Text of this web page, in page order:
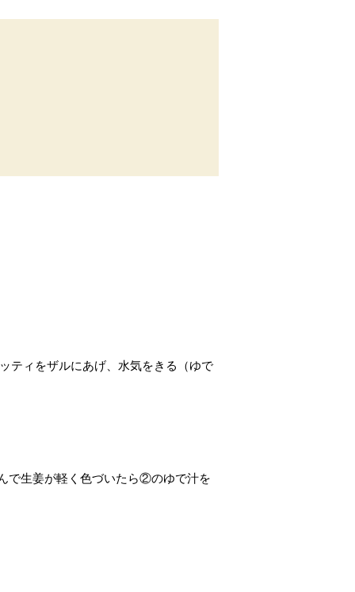
ティをザルにあげ、水気をきる（ゆで
で生姜が軽く色づいたら②のゆで汁を